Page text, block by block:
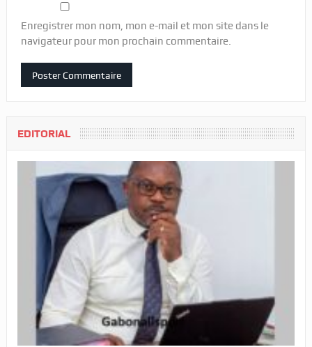
Enregistrer mon nom, mon e-mail et mon site dans le
navigateur pour mon prochain commentaire.
EDITORIAL